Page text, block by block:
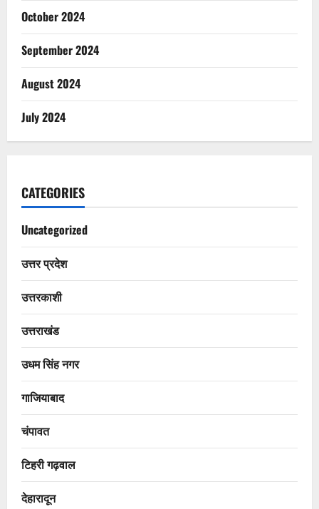
October 2024
September 2024
August 2024
July 2024
CATEGORIES
Uncategorized
उत्तर प्रदेश
उत्तरकाशी
उत्तराखंड
उधम सिंह नगर
गाजियाबाद
चंपावत
टिहरी गढ़वाल
देहारादून